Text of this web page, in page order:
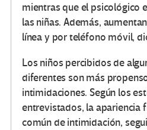
mientras que el psicológico
las niñas. Además,
línea y por teléfono móvil,
Los niños percibidos de
diferentes son más
intimidaciones. Según los
entrevistados, la apariencia
común de intimidación,